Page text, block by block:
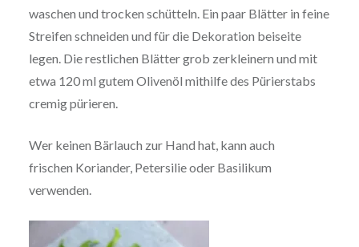
waschen und trocken schütteln. Ein paar Blätter in feine
Streifen schneiden und für die Dekoration beiseite
legen. Die restlichen Blätter grob zerkleinern und mit
etwa 120 ml gutem Olivenöl mithilfe des Pürierstabs
cremig pürieren.
Wer keinen Bärlauch zur Hand hat, kann auch
frischen Koriander, Petersilie oder Basilikum
verwenden.